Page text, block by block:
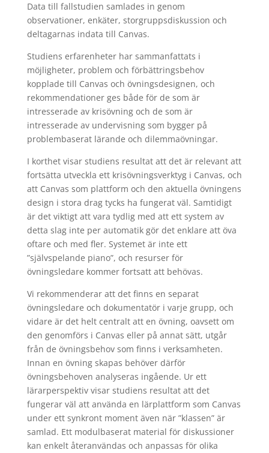
Data till fallstudien samlades in genom
observationer, enkäter, storgruppsdiskussion och
deltagarnas indata till Canvas.
Studiens erfarenheter har sammanfattats i
möjligheter, problem och förbättringsbehov
kopplade till Canvas och övningsdesignen, och
rekommendationer ges både för de som är
intresserade av krisövning och de som är
intresserade av undervisning som bygger på
problembaserat lärande och dilemmaövningar.
I korthet visar studiens resultat att det är relevant att
fortsätta utveckla ett krisövningsverktyg i Canvas, och
att Canvas som plattform och den aktuella övningens
design i stora drag tycks ha fungerat väl. Samtidigt
är det viktigt att vara tydlig med att ett system av
detta slag inte per automatik gör det enklare att öva
oftare och med fler. Systemet är inte ett
”självspelande piano”, och resurser för
övningsledare kommer fortsatt att behövas.
Vi rekommenderar att det finns en separat
övningsledare och dokumentatör i varje grupp, och
vidare är det helt centralt att en övning, oavsett om
den genomförs i Canvas eller på annat sätt, utgår
från de övningsbehov som finns i verksamheten.
Innan en övning skapas behöver därför
övningsbehoven analyseras ingående. Ur ett
lärarperspektiv visar studiens resultat att det
fungerar väl att använda en lärplattform som Canvas
under ett synkront moment även när ”klassen” är
samlad. Ett modulbaserat material för diskussioner
kan enkelt återanvändas och anpassas för olika